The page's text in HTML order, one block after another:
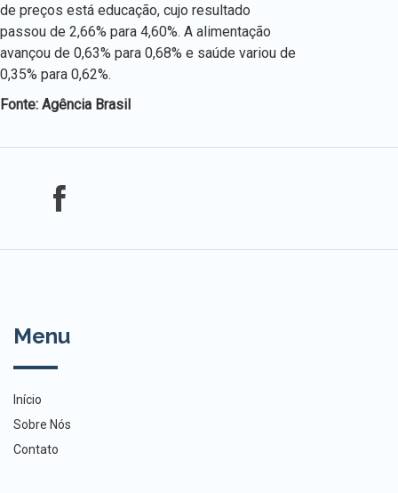
de preços está educação, cujo resultado
passou de 2,66% para 4,60%. A alimentação
avançou de 0,63% para 0,68% e saúde variou de
0,35% para 0,62%.
Fonte: Agência Brasil
Menu
Início
Sobre Nós
Contato